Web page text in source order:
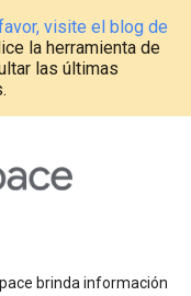
visite el blog de
la herramienta de
las últimas
brinda información